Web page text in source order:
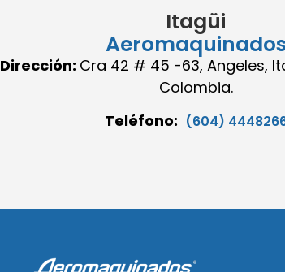
Itagüi
Aeromaquinados
Dirección: Cra 42 # 45 -63, Angeles,
Colombia.
Teléfono: (604)